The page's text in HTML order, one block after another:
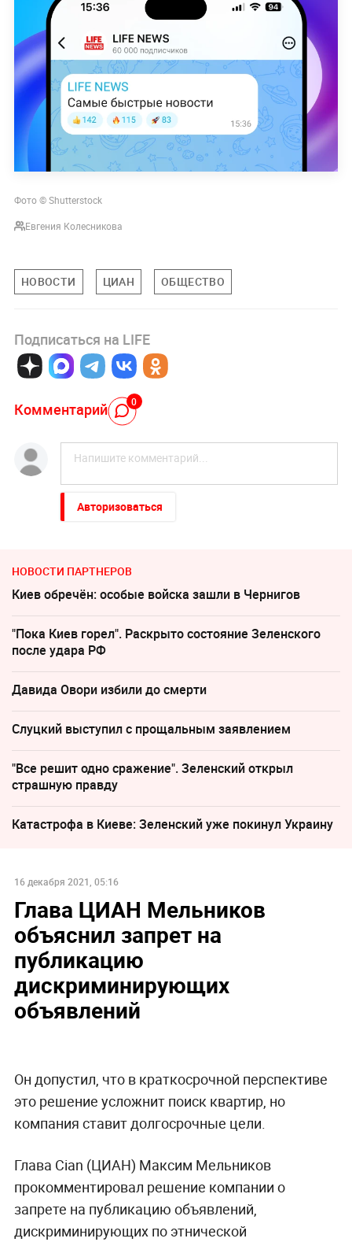
Фото © Shutterstock
Евгения Колесникова
НОВОСТИ ЦИАН ОБЩЕСТВО
Подписаться на LIFE
Комментарий 0
Авторизоваться
НОВОСТИ ПАРТНЕРОВ
Киев обречён: особые войска зашли в Чернигов
"Пока Киев горел". Раскрыто состояние Зеленского
после удара РФ
Давида Овори избили до смерти
Слуцкий выступил с прощальным заявлением
"Все решит одно сражение". Зеленский открыл
страшную правду
Катастрофа в Киеве: Зеленский уже покинул Украину
16 декабря 2021, 05:16
Глава ЦИАН Мельников
объяснил запрет на
публикацию
дискриминирующих
объявлений
Он допустил, что в краткосрочной перспективе
это решение усложнит поиск квартир, но
компания ставит долгосрочные цели.
Глава Cian (ЦИАН) Максим Мельников
прокомментировал решение компании о
запрете на публикацию объявлений,
дискриминирующих по этнической